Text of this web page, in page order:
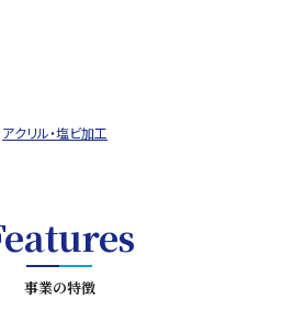
アクリル・塩ビ加工
事業の特徴